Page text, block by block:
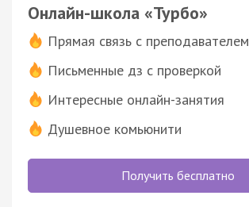
Онлайн-школа «Турбо»
Прямая связь с преподавателем
Письменные дз с проверкой
Интересные онлайн-занятия
Душевное комьюнити
Получить бесплатно